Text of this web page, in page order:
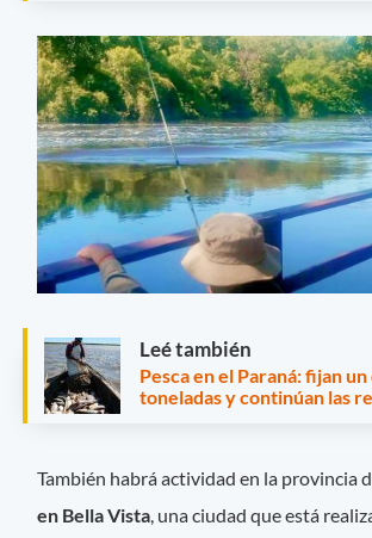
Leé también
Pesca en el Paraná: fijan
toneladas y continúan las
También habrá actividad en la provincia
en Bella Vista , una ciudad que está